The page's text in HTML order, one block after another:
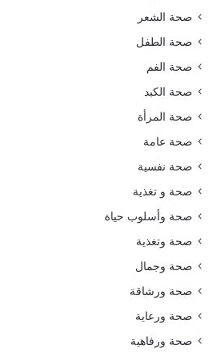
صحة الشعر
صحة الطفل
صحة الفم
صحة الكبد
صحة المرأة
صحة عامة
صحة نفسية
صحة و تغذية
صحة وأسلوب حياة
صحة وتغذية
صحة وجمال
صحة ورشاقة
صحة ورعاية
صحة ورفاهية